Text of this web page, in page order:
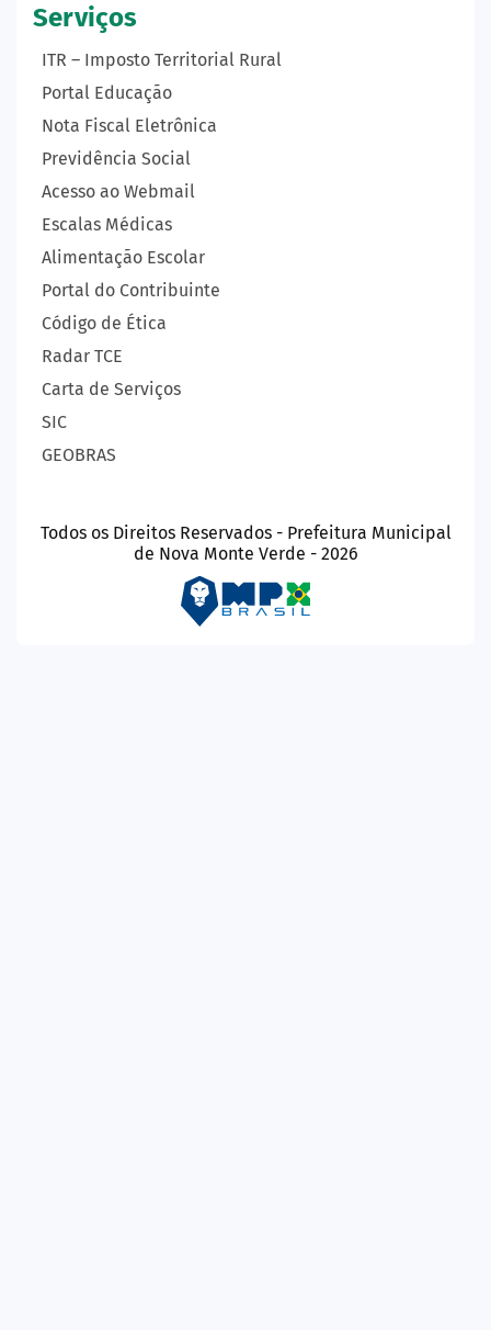
Serviços
ITR – Imposto Territorial Rural
Portal Educação
Nota Fiscal Eletrônica
Previdência Social
Acesso ao Webmail
Escalas Médicas
Alimentação Escolar
Portal do Contribuinte
Código de Ética
Radar TCE
Carta de Serviços
SIC
GEOBRAS
Todos os Direitos Reservados - Prefeitura Municipal
de Nova Monte Verde - 2026